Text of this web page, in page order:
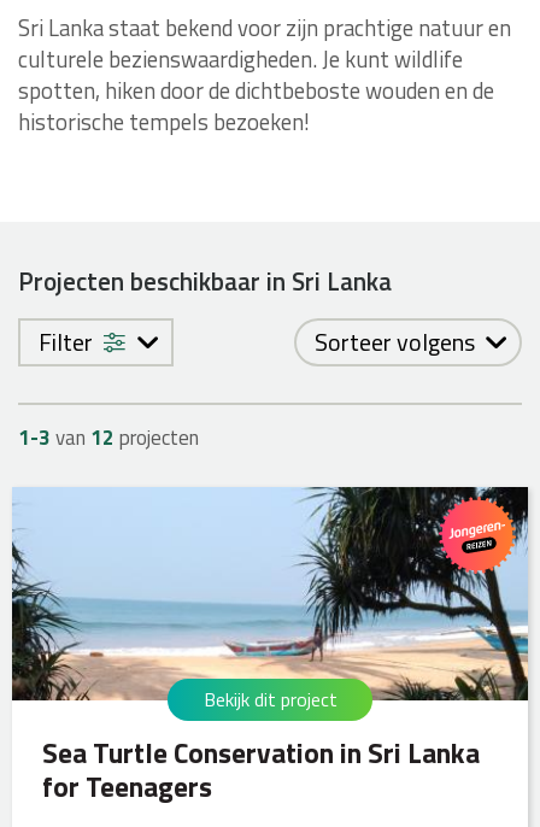
Sri Lanka staat bekend voor zijn prachtige natuur en
culturele bezienswaardigheden. Je kunt wildlife
spotten, hiken door de dichtbeboste wouden en de
historische tempels bezoeken!
Projecten beschikbaar in Sri Lanka
Filter Sorteer volgens
1-3van 12 projecten
Sea Turtle Conservation in Sri Lanka
for Teenagers
Bekijk dit project